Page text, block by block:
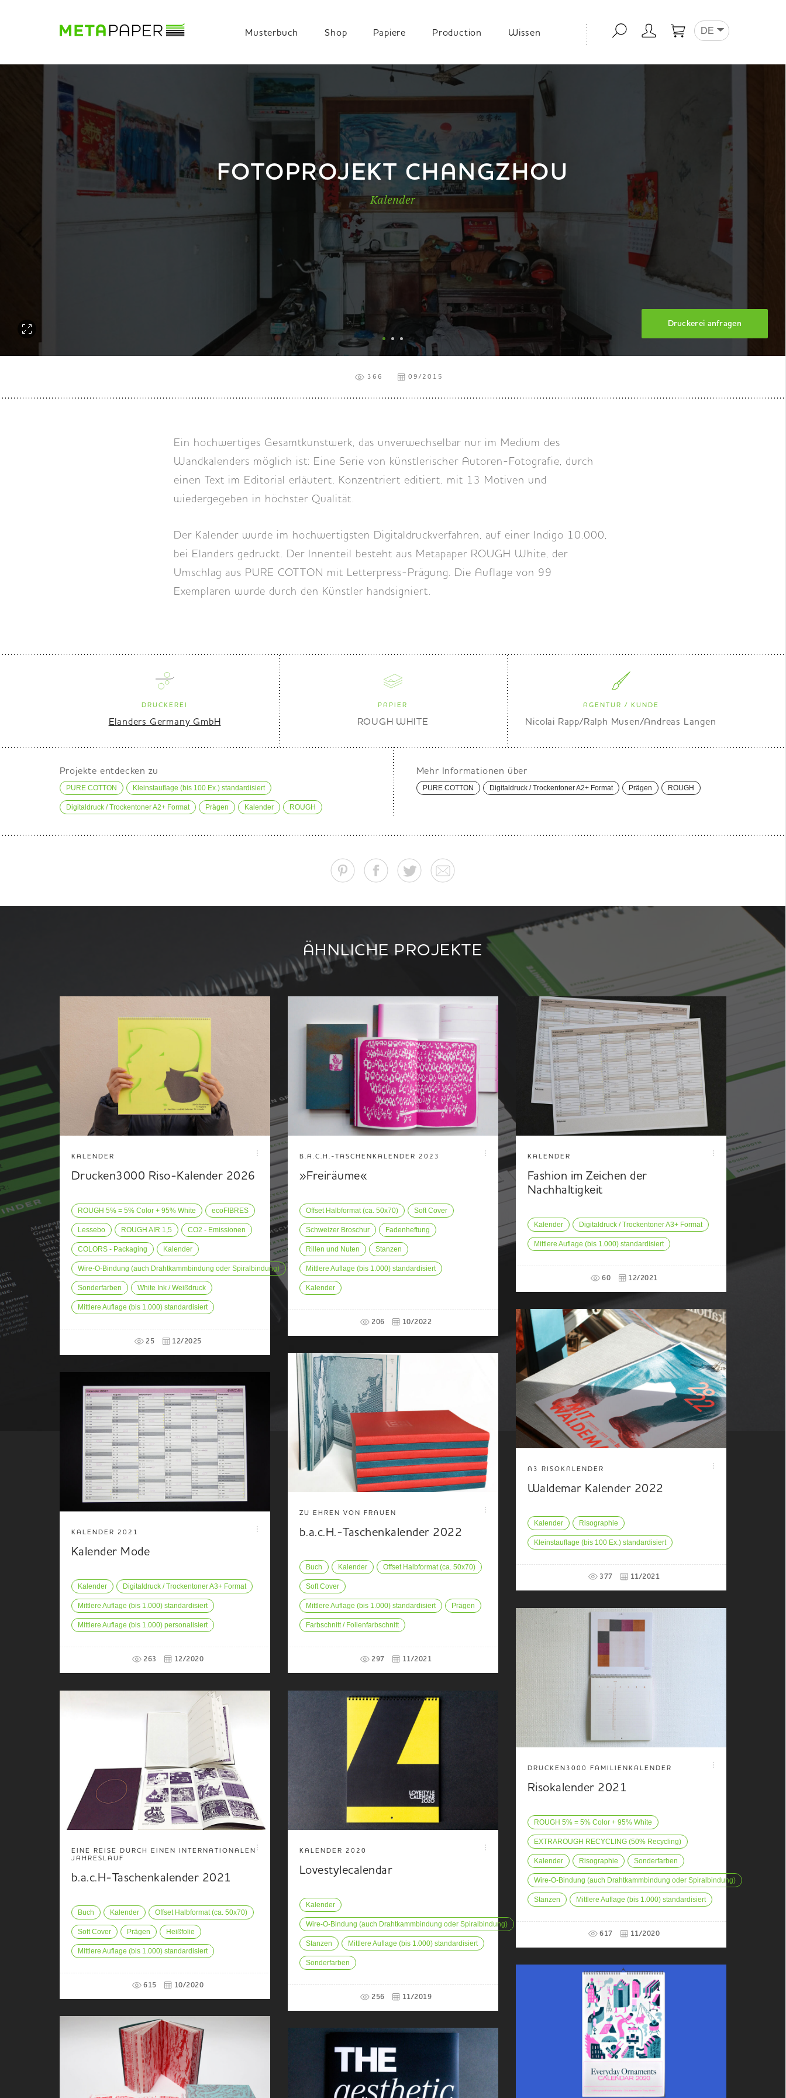
Production
Wissen
DE| EN|FR
Musterbuch Shop Papiere Production Wissen DE
Druckerei anfragen
FOTOPROJEKT CHANGZHOU
Kalender
366 09/2015
Ein hochwertiges Gesamtkunstwerk, das unverwechselbar nur im Medium des
Wandkalenders möglich ist: Eine Serie von künstlerischer Autoren-Fotografie, durch
einen Text im Editorial erläutert. Konzentriert editiert, mit 13 Motiven und
wiedergegeben in höchster Qualität.
Der Kalender wurde im hochwertigsten Digitaldruckverfahren, auf einer Indigo 10.000,
bei Elanders gedruckt. Der Innenteil besteht aus Metapaper ROUGH White, der
Umschlag aus PURE COTTON mit Letterpress-Prägung. Die Auflage von 99
Exemplaren wurde durch den Künstler handsigniert.
DRUCKEREI
Elanders Germany GmbH
PAPIER
ROUGH WHITE
AGENTUR / KUNDE
Nicolai Rapp/Ralph Musen/Andreas Langen
Projekte entdecken zu
PURE COTTON Kleinstauflage (bis 100 Ex.) standardisiert
Digitaldruck / Trockentoner A2+ Format Prägen Kalender ROUGH
Mehr Informationen über
PURE COTTON Digitaldruck / Trockentoner A2+ Format Prägen ROUGH
ÄHNLICHE PROJEKTE
KALENDER
Drucken3000 Riso-Kalender 2026
ROUGH 5% = 5% Color + 95% White ecoFIBRES
Lessebo ROUGH AIR 1,5 CO2 - Emissionen
COLORS - Packaging Kalender
Wire-O-Bindung (auch Drahtkammbindung oder Spiralbindung)
Sonderfarben White Ink / Weißdruck
Mittlere Auflage (bis 1.000) standardisiert
25 12/2025
B.A.C.H.-TASCHENKALENDER 2023
»Freiräume«
Offset Halbformat (ca. 50x70) Soft Cover
Schweizer Broschur Fadenheftung
Rillen und Nuten Stanzen
Mittlere Auflage (bis 1.000) standardisiert
Kalender
206 10/2022
KALENDER
Fashion im Zeichen der
Nachhaltigkeit
Kalender Digitaldruck / Trockentoner A3+ Format
Mittlere Auflage (bis 1.000) standardisiert
60 12/2021
A3 RISOKALENDER
Waldemar Kalender 2022
Kalender Risographie
Kleinstauflage (bis 100 Ex.) standardisiert
377 11/2021
ZU EHREN VON FRAUEN
b.a.c.H.-Taschenkalender 2022
Buch Kalender Offset Halbformat (ca. 50x70)
Soft Cover
Mittlere Auflage (bis 1.000) standardisiert Prägen
Farbschnitt / Folienfarbschnitt
297 11/2021
KALENDER 2021
Kalender Mode
Kalender Digitaldruck / Trockentoner A3+ Format
Mittlere Auflage (bis 1.000) standardisiert
Mittlere Auflage (bis 1.000) personalisiert
263 12/2020
DRUCKEN3000 FAMILIENKALENDER
Risokalender 2021
ROUGH 5% = 5% Color + 95% White
EXTRAROUGH RECYCLING (50% Recycling)
Kalender Risographie Sonderfarben
Wire-O-Bindung (auch Drahtkammbindung oder Spiralbindung)
Stanzen Mittlere Auflage (bis 1.000) standardisiert
617 11/2020
EINE REISE DURCH EINEN INTERNATIONALEN
JAHRESLAUF
b.a.c.H-Taschenkalender 2021
Buch Kalender Offset Halbformat (ca. 50x70)
Soft Cover Prägen Heißfolie
Mittlere Auflage (bis 1.000) standardisiert
615 10/2020
KALENDER 2020
Lovestylecalendar
Kalender
Wire-O-Bindung (auch Drahtkammbindung oder Spiralbindung)
Stanzen Mittlere Auflage (bis 1.000) standardisiert
Sonderfarben
256 11/2019